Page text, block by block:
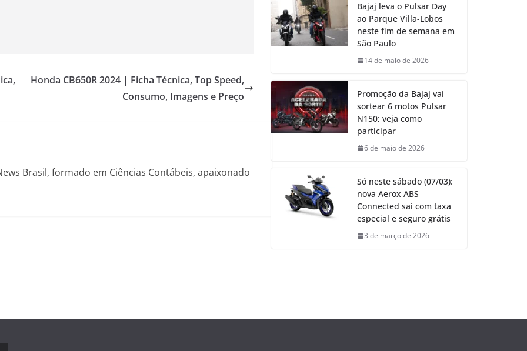
Honda CB650R 2024 | Ficha Técnica, Top Speed,
Consumo, Imagens e Preço
Brasil, formado em Ciências Contábeis, apaixonado
Bajaj leva o Pulsar Day
ao Parque Villa-Lobos
neste fim de semana em
São Paulo
14 de maio de 2026
Promoção da Bajaj vai
sortear 6 motos Pulsar
N150; veja como
participar
6 de maio de 2026
Só neste sábado (07/03):
nova Aerox ABS
Connected sai com taxa
especial e seguro grátis
3 de março de 2026